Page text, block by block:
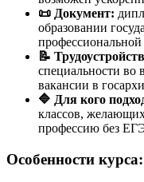
📜 Документ:
образовании
профессиональной
📝
специальности во
вакансии в
🔷 Для кого
классов,
профессию без
Особенности курса: